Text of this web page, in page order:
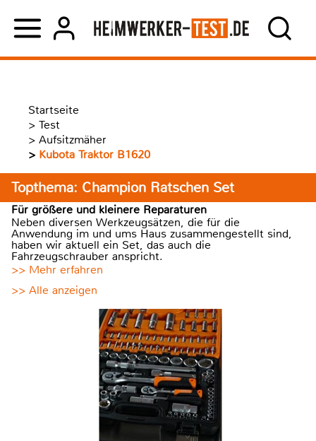
Startseite
> Test
> Aufsitzmäher
> Kubota Traktor B1620
Topthema: Champion Ratschen Set
Für größere und kleinere Reparaturen
Neben diversen Werkzeugsätzen, die für die
Anwendung im und ums Haus zusammengestellt sind,
haben wir aktuell ein Set, das auch die
Fahrzeugschrauber anspricht.
>> Mehr erfahren
>> Alle anzeigen